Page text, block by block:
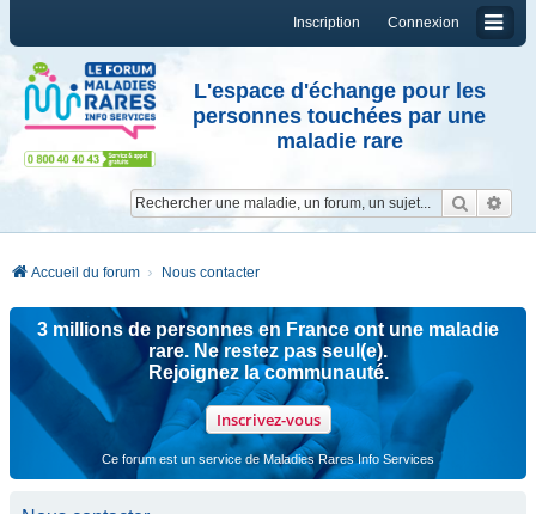
Connexion
Inscription
L'espace d'échange pour les
personnes touchées par une
maladie rare
Accueil du forum Nous contacter
3 millions de personnes en France ont une maladie
rare. Ne restez pas seul(e).
Rejoignez la communauté.
Inscrivez-vous
Ce forum est un service de Maladies Rares Info Services